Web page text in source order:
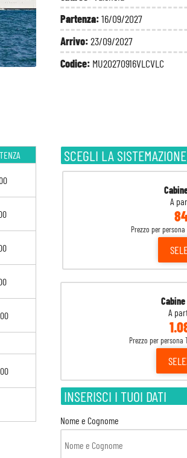
Partenza:16/09/2027
Arrivo:23/09/2027
Codice: MU20270916VLCVLC
SCEGLI LA SISTEMAZIONE
A
Prezzo per
A
Prezzo per persona
INSERISCI I TUOI DATI
Nome e Cognome